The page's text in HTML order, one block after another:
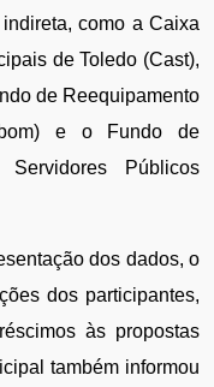
como a Caixa
de Toledo (Cast),
de Reequipamento
e o Fundo de
Públicos
dos dados, o
dos participantes,
às propostas
também informou